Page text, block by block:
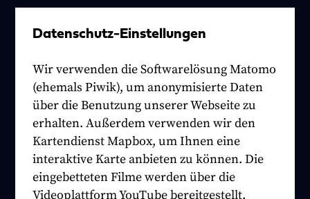
Datenschutz-Einstellungen
Wir verwenden die Softwarelösung Matomo
(ehemals Piwik), um anonymisierte Daten
über die Benutzung unserer Webseite zu
erhalten. Außerdem verwenden wir den
Kartendienst Mapbox, um Ihnen eine
interaktive Karte anbieten zu können. Die
eingebetteten Filme werden über die
Videoplattform YouTube bereitgestellt.